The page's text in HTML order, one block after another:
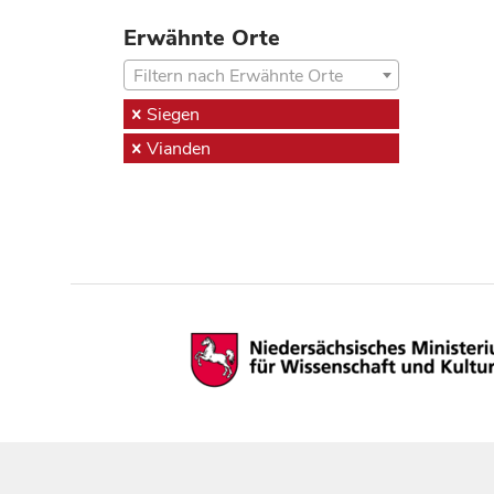
Erwähnte Orte
Filtern nach Erwähnte Orte
Siegen
Vianden